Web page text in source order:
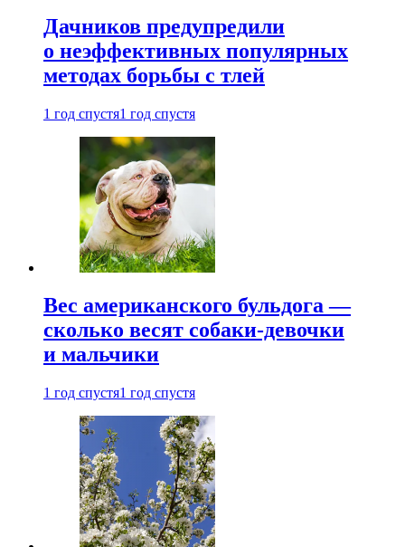
Дачников предупредили
о неэффективных популярных
методах борьбы с тлей
1 год спустя1 год спустя
Вес американского бульдога —
сколько весят собаки-девочки
и мальчики
1 год спустя1 год спустя